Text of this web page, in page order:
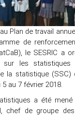
Plan de travail
de
le SESRIC a
sur les statistiques
la statistique (SSC)
5 au 7 février 2018.
a été mené
chef de groupe